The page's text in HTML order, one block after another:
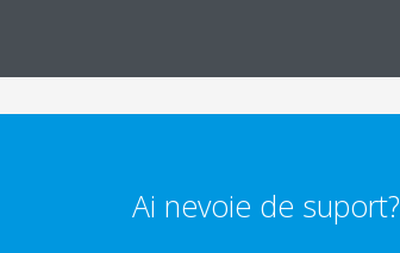
Ai nevoie de suport?